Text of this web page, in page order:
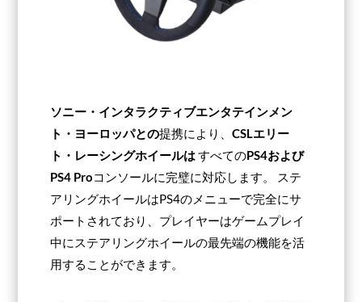
ソニー・インタラクティブエンタテインメン
ト・ヨーロッパとの提携により、CSLエリー
ト・レーシングホイールはすべてのPS4および
PS4 Proコンソールに完璧に対応します。 ステ
アリングホイールはPS4のメニューで完全にサ
ポートされており、プレイヤーはゲームプレイ
中にステアリングホイールの最先端の機能を活
用することができます。